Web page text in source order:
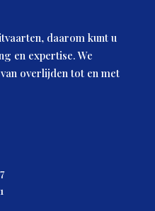
daarom kunt u
en expertise. We
overlijden tot en met